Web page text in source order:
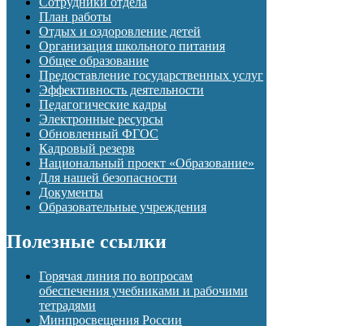
План работы
Отдых и оздоровление детей
Организация школьного питания
Общее образование
Предоставление государственных услуг
Эффективность деятельности
Педагогические кадры
Электронные ресурсы
Обновленный ФГОС
Кадровый резерв
Национальный проект «Образование»
Для нашей безопасности
Документы
Образовательные учреждения
Полезные ссылки
Горячая линия по вопросам
обеспечения учебниками и рабочими
тетрадями
Минпросвещения России